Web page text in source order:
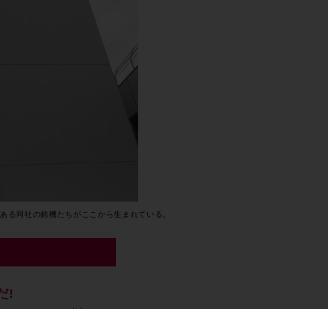
る同社の銘機たちがここから生まれている。
!